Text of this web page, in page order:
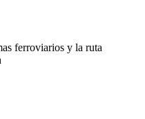
ferroviarios y la ruta